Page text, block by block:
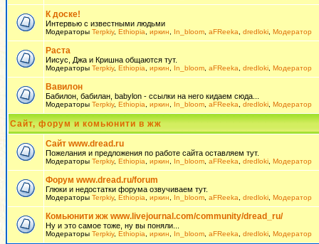
К доске!
Интервью с известными людьми
Модераторы Terpkiy, Ethiopia иркин In_bloom aFReeka dredloki Модератор
Раста
Иисус, Джа и Кришна общаются тут.
Модераторы Terpkiy, Ethiopia иркин In_bloom aFReeka dredloki Модератор
Вавилон
Бабилон, бабилан, babylon - ссылки на него кидаем сюда...
Модераторы Terpkiy, Ethiopia иркин In_bloom aFReeka dredloki Модератор
Сайт, форум и комьюнити в жж
Сайт www.dread.ru
Пожелания и предложения по работе сайта оставляем тут.
Модераторы Terpkiy, Ethiopia иркин In_bloom aFReeka dredloki Модератор
Форум www.dread.ru/forum
Глюки и недостатки форума озвучиваем тут.
Модераторы Terpkiy, Ethiopia иркин In_bloom aFReeka dredloki Модератор
Комьюнити жж www.livejournal.com/community/dread_ru/
Ну и это самое тоже, ну вы поняли...
Модераторы Terpkiy, Ethiopia иркин In_bloom aFReeka dredloki Модератор